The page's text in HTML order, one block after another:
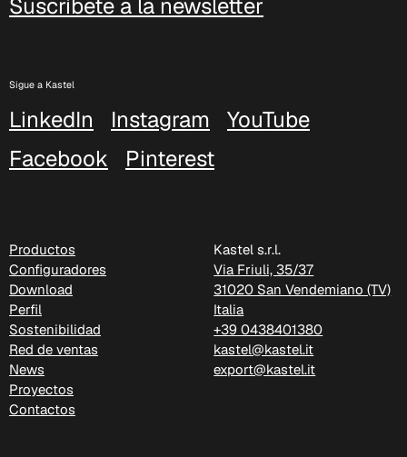
C 388
Suscríbete a la newsletter
Sigue a Kastel
LinkedIn Instagram
YouTube
Facebook
Pinterest
Productos
Configuradores
Download
Perfil
Sostenibilidad
Red de ventas
News
Proyectos
Contactos
Kastel s.r.l.
Via Friuli, 35/37
31020 San Vendemiano (TV)
Italia
+39 0438401380
kastel@kastel.it
export@kastel.it